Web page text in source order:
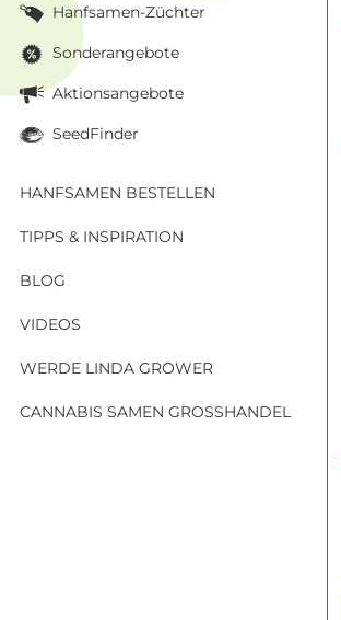
Hanfsamen-Züchter
Sonderangebote
Aktionsangebote
SeedFinder
HANFSAMEN BESTELLEN
TIPPS & INSPIRATION
BLOG
VIDEOS
WERDE LINDA GROWER
CANNABIS SAMEN GROSSHANDEL